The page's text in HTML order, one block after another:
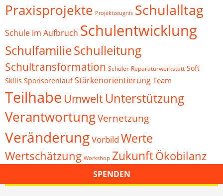
Praxisprojekte Projektzeugnis Schulalltag
Schule im Aufbruch Schulentwicklung
SchulfamilieSchulleitung
Schultransformation Schüler-Reparaturwerkstatt Soft
Skills Sponsorenlauf Stärkenorientierung Team
Teilhabe Umwelt Unterstützung
VerantwortungVernetzung
VeränderungVorbild Werte
Wertschätzung Workshop ZukunftÖkobilanz
SPENDEN